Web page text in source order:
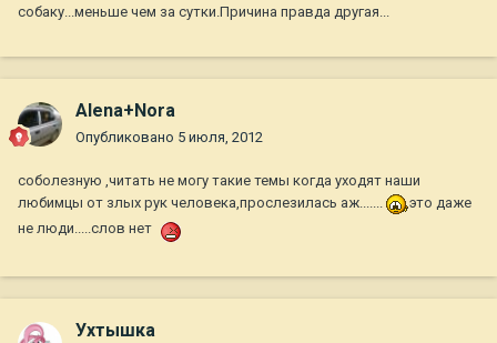
собаку...меньше чем за сутки.Причина правда другая...
Alena+Nora
Опубликовано 5 июля, 2012
соболезную ,читать не могу такие темы когда уходят наши
любимцы от злых рук человека,прослезилась аж.......
это даже
не люди.....слов нет
Ухтышка